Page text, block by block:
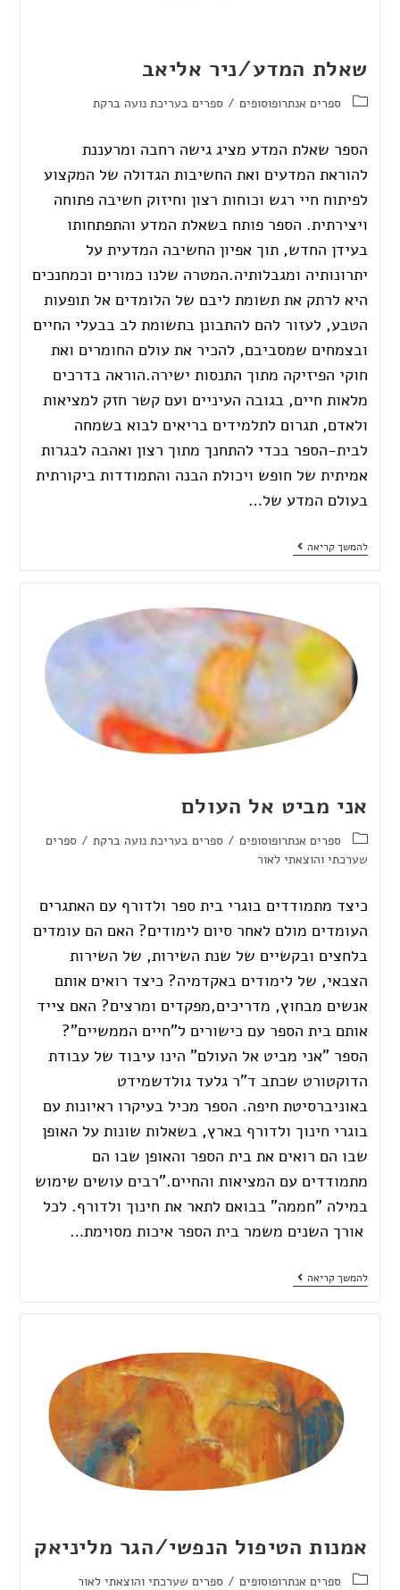
שאלת המדע/ניר אליאב
ספרים אנתרופוסופים / ספרים בעריכת נועה ברקת
הספר שאלת המדע מציג גישה רחבה ומרעננת
להוראת המדעים ואת החשיבות הגדולה של המקצוע
לפיתוח חיי רגש וכוחות רצון וחיזוק חשיבה פתוחה
ויצירתית. הספר פותח בשאלת המדע והתפתחותו
בעידן החדש, תוך אפיון החשיבה המדעית על
יתרונותיה ומגבלותיה.המטרה שלנו כמורים וכמחנכים
היא לרתק את תשומת ליבם של הלומדים אל תופעות
הטבע, לעזור להם להתבונן בתשומת לב בבעלי החיים
ובצמחים שמסביבם, להכיר את עולם החומרים ואת
חוקי הפיזיקה מתוך התנסות ישירה.הוראה בדרכים
מלאות חיים, בגובה העיניים ועם קשר חזק למציאות
ולאדם, תגרום לתלמידים בריאים לבוא בשמחה
לבית-הספר בכדי להתחנך מתוך רצון ואהבה לבגרות
אמיתית של חופש ויכולת הבנה והתמודדות ביקורתית
בעולם המדע של…
להמשך קריאה
אני מביט אל העולם
ספרים אנתרופוסופים / ספרים בעריכת נועה ברקת / ספרים
שערכתי והוצאתי לאור
כיצד מתמודדים בוגרי בית ספר ולדורף עם האתגרים
העומדים מולם לאחר סיום לימודים? האם הם עומדים
בלחצים ובקשיים של שנת השירות, של השירות
הצבאי, של לימודים באקדמיה? כיצד רואים אותם
אנשים מבחוץ, מדריכים,מפקדים ומרצים? האם צייד
אותם בית הספר עם כישורים ל"חיים הממשיים"?
הספר "אני מביט אל העולם" הינו עיבוד של עבודת
הדוקטורט שכתב ד"ר גלעד גולדשמידט
באוניברסיטת חיפה. הספר מכיל בעיקרו ראיונות עם
בוגרי חינוך ולדורף בארץ, בשאלות שונות על האופן
שבו הם רואים את בית הספר והאופן שבו הם
מתמודדים עם המציאות והחיים."רבים עושים שימוש
במילה "חממה" בבואם לתאר את חינוך ולדורף. לכל
אורך השנים משמר בית הספר איכות מסוימת…
להמשך קריאה
אמנות הטיפול הנפשי/הגר מליניאק
ספרים אנתרופוסופים / ספרים שערכתי והוצאתי לאור